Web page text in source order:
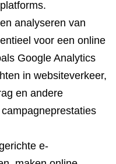
analyseren van
voor een online
Google Analytics
in websiteverkeer,
en andere
e-